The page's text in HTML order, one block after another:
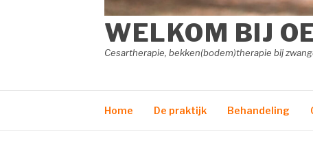
WELKOM BIJ
Cesartherapie, bekken(bodem)therapie bij
Home De praktijk Behandeling